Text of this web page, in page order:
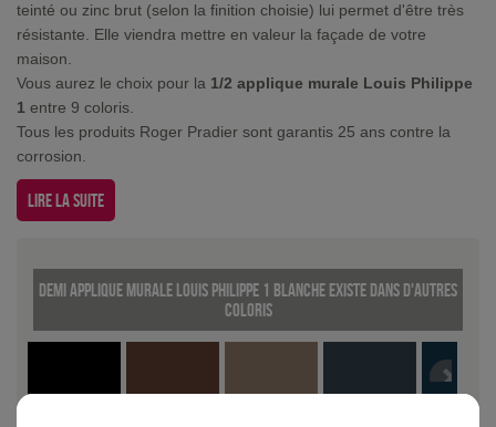
teinté ou zinc brut (selon la finition choisie) lui permet d'être très
résistante. Elle viendra mettre en valeur la façade de votre
maison.
Vous aurez le choix pour la 1/2 applique murale Louis Philippe
1 entre 9 coloris.
Tous les produits Roger Pradier sont garantis 25 ans contre la
corrosion.
Lire la suite
Demi applique murale Louis Philippe 1 Blanche existe dans d'autres
coloris
Vert de